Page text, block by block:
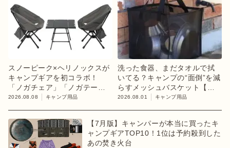
スノーピーク×ヘリノックスが
キャンプギアを初コラボ！
「ノガチェア」「ノガテーブ
ル」を8月13日に発売
2026.08.08 キャンプ用品
洗った食器、まだタオルで拭
いてる？キャンプの“面倒”を減
らすメッシュバスケット【目
利きのキャンプギア】
2026.08.01 キャンプ用品
【7月版】キャンパーが本当に買ったキ
ャンプギアTOP10！1位は予約殺到した
あの焚き火台